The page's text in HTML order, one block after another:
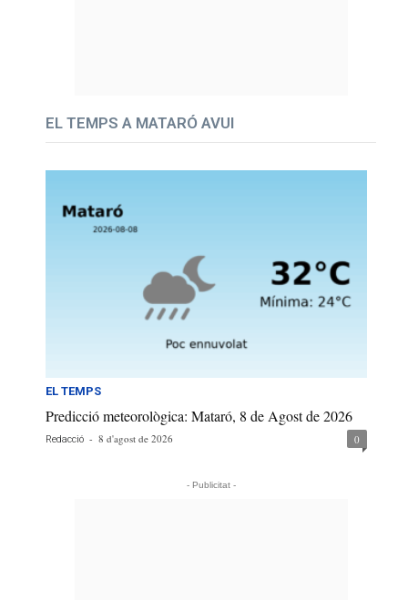
EL TEMPS A MATARÓ AVUI
EL TEMPS
Predicció meteorològica: Mataró, 8 de Agost de 2026
Redacció - 8 d'agost de 2026 0
- Publicitat -